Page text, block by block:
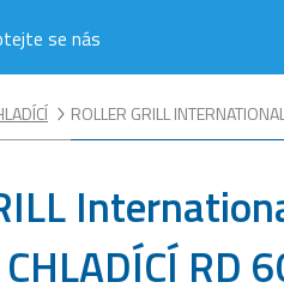
se nás
ROLLER GRILL
RD